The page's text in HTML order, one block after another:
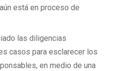
está en proceso de
las diligencias
casos para esclarecer los
en medio de una